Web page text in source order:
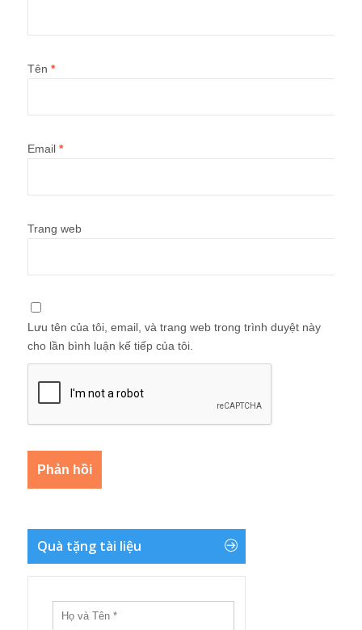
Tên *
Email *
Trang web
Lưu tên của tôi, email, và trang web trong trình duyệt này
cho lần bình luận kế tiếp của tôi.
Quà tặng tài liệu